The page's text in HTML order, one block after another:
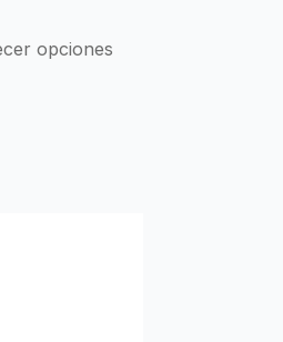
opciones